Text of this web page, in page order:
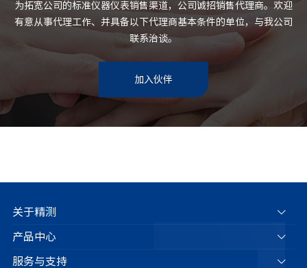
为拓宽公司的标准仪器仪表销售渠道，公司诚招销售代理商。欢迎
有意从事代理工作、并具备以下代理商基本条件的单位，与我公司
联系治谈。
加入伙伴
关于精测
产品中心
服务与支持